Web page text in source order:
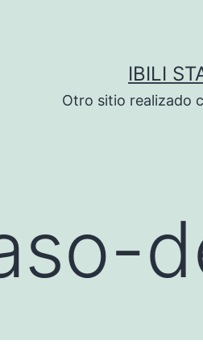
IBILI
Otro sitio realizado